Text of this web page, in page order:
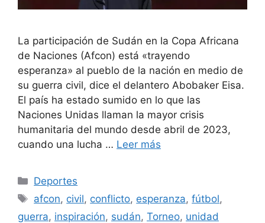
La participación de Sudán en la Copa Africana
de Naciones (Afcon) está «trayendo
esperanza» al pueblo de la nación en medio de
su guerra civil, dice el delantero Abobaker Eisa.
El país ha estado sumido en lo que las
Naciones Unidas llaman la mayor crisis
humanitaria del mundo desde abril de 2023,
cuando una lucha … Leer más
Categorías
Deportes
Etiquetas
afcon, civil, conflicto, esperanza,fútbol,
guerra, inspiración, sudán, Torneo, unidad